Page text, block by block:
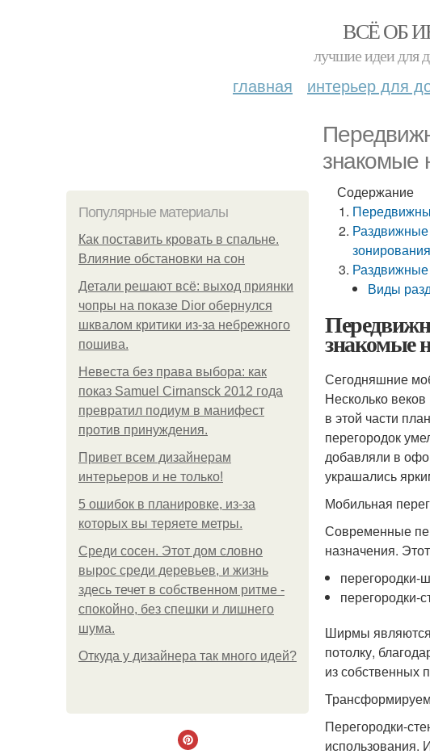
ВСЁ ОБ
лучшие идеи для
главная интерьер для
знакомые
Популярные материалы
Как поставить кровать в спальне.
Влияние обстановки на сон
Детали решают всё: выход приянки
чопры на показе Dior обернулся
шквалом критики из-за небрежного
пошива.
Невеста без права выбора: как
показ Samuel Cirnansck 2012 года
превратил подиум в манифест
против принуждения.
Привет всем дизайнерам
интерьеров и не только!
5 ошибок в планировке, из-за
которых вы теряете метры.
Среди сосен. Этот дом словно
вырос среди деревьев, и жизнь
здесь течет в собственном ритме -
спокойно, без спешки и лишнего
шума.
Откуда у дизайнера так много идей?
Содержание
Раздвижные
зонирования
Виды
знакомые
Сегодняшние
Несколько
в этой части
перегородок
добавляли в
украшались
Мобильная
Современные
назначения.
перегородки-
перегородки-
Ширмы являются
потолку,
из собственных
Перегородки-
использования.